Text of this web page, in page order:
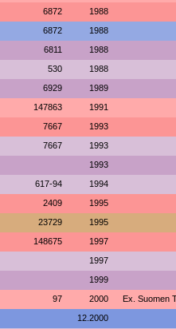
6872 1988
6872 1988
6811 1988
530 1988
6929 1989
147863 1991
7667 1993
7667 1993
1993
617-94 1994
2409 1995
23729 1995
148675 1997
1997
1999
97 2000 Ex. Suomen
12.2000